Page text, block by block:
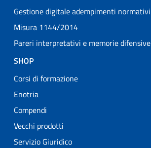
Gestione digitale adempimenti normativi
Misura 1144/2014
Pareri interpretativi e memorie difensive
SHOP
Corsi di formazione
Enotria
Compendi
Vecchi prodotti
Servizio Giuridico